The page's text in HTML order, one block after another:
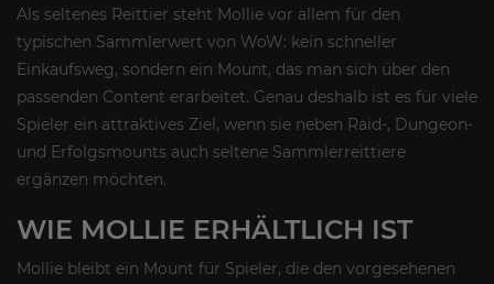
Als seltenes Reittier steht Mollie vor allem für den
typischen Sammlerwert von WoW: kein schneller
Einkaufsweg, sondern ein Mount, das man sich über den
passenden Content erarbeitet. Genau deshalb ist es für viele
Spieler ein attraktives Ziel, wenn sie neben Raid-, Dungeon-
und Erfolgsmounts auch seltene Sammlerreittiere
ergänzen möchten.
WIE MOLLIE ERHÄLTLICH IST
Mollie bleibt ein Mount für Spieler, die den vorgesehenen